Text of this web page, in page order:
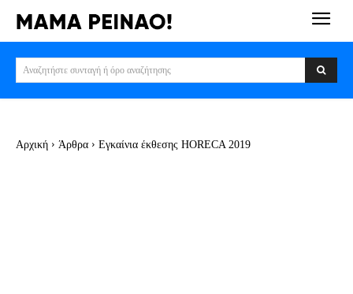
Αναζητήστε συνταγή ή όρο αναζήτησης
Αρχική Άρθρα Εγκαίνια έκθεσης HORECA 2019